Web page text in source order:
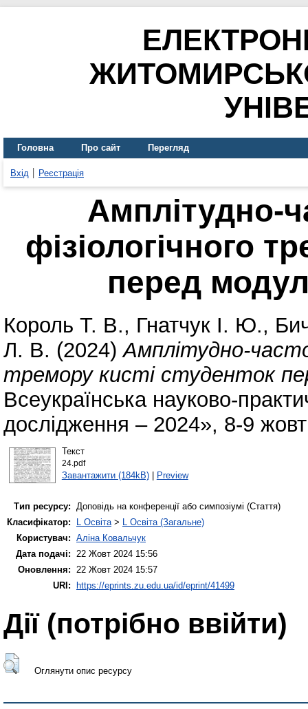
Головна Про сайт Перегляд
Вхід Реєстрація
Амплітудно-
фізіологічного
перед
Король Т. В., Гнатчук І. Ю.,
Л. В. (2024)Амплітудно-
тремору кисті студенток
Всеукраїнська науково-
дослідження – 2024», 8-9
Текст
24.pdf
Завантажити (184kB)| Preview
Тип ресурсу: Доповідь на конференції або симпозіумі (Стаття)
Класифікатор:
L Освіта> L Освіта (Загальне)
Користувач: Аліна Ковальчук
Дата подачі: 22 Жовт 2024 15:56
Оновлення: 22 Жовт 2024 15:57
URI:
https://eprints.zu.edu.ua/id/eprint/41499
Дії ​​(потрібно ввійти)
Оглянути опис ресурсу